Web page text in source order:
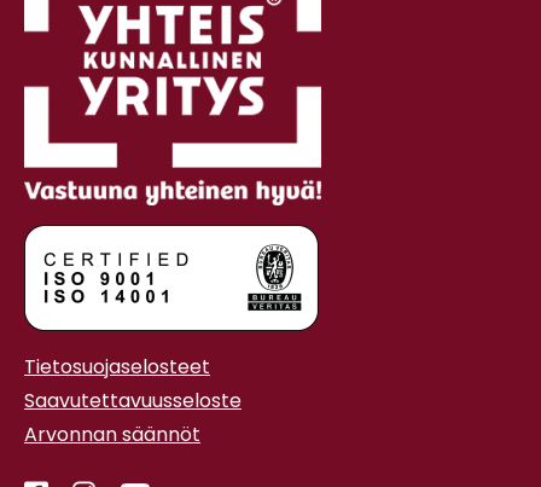
Tietosuojaselosteet
Saavutettavuusseloste
Arvonnan säännöt